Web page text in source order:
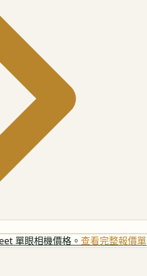
單眼相機價格。 查看完整報價單